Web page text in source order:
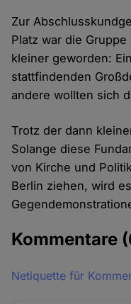
Zur
Platz war die
kleiner geworden:
stattfindenden
andere wollten sich
Trotz der dann
Solange diese
von Kirche und
Berlin ziehen, wird
Kommentare
Netiquette für